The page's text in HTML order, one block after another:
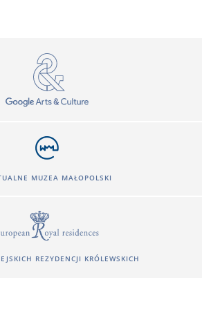
MUZEA MAŁOPOLSKI
REZYDENCJI KRÓLEWSKICH